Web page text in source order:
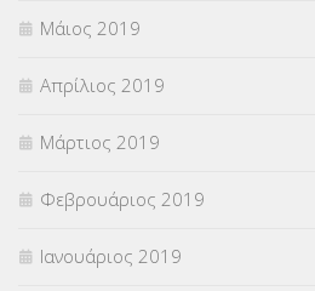
Μάιος 2019
Απρίλιος 2019
Μάρτιος 2019
Φεβρουάριος 2019
Ιανουάριος 2019